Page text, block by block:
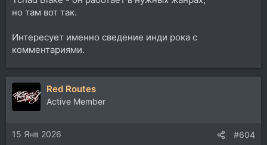
но там вот так.
Интересует именно сведение инди рока с
комментариями.
Red Routes
Active Member
15 Янв 2026 #604